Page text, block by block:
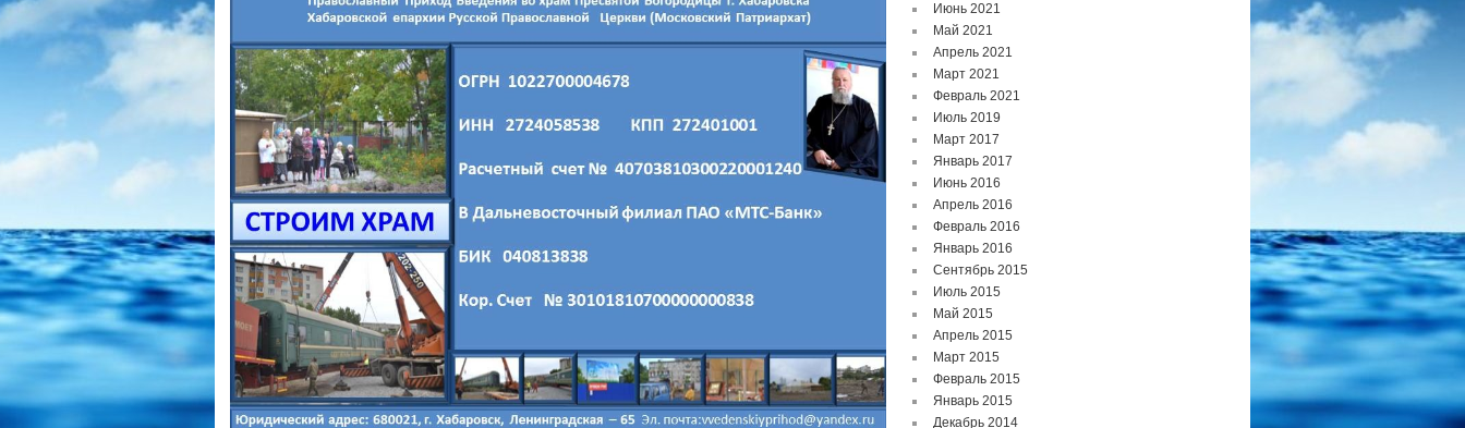
Июнь 2021
Май 2021
Апрель 2021
Март 2021
Февраль 2021
Июль 2019
Март 2017
Январь 2017
Июнь 2016
Апрель 2016
Февраль 2016
Январь 2016
Сентябрь 2015
Июль 2015
Май 2015
Апрель 2015
Март 2015
Февраль 2015
Январь 2015
Декабрь 2014